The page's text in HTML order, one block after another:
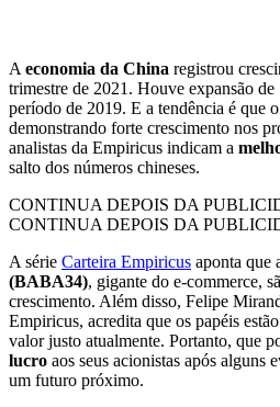
A economia da China registrou
trimestre de 2021. Houve expansão
período de 2019. E a tendência é que
demonstrando forte crescimento nos
analistas da Empiricus indicam a
salto dos números chineses.
CONTINUA DEPOIS DA
CONTINUA DEPOIS DA
A série Carteira Empiricus aponta que
(BABA34), gigante do e-commerce,
crescimento. Além disso, Felipe
Empiricus, acredita que os papéis
valor justo atualmente. Portanto, que
lucro aos seus acionistas após alguns
um futuro próximo.